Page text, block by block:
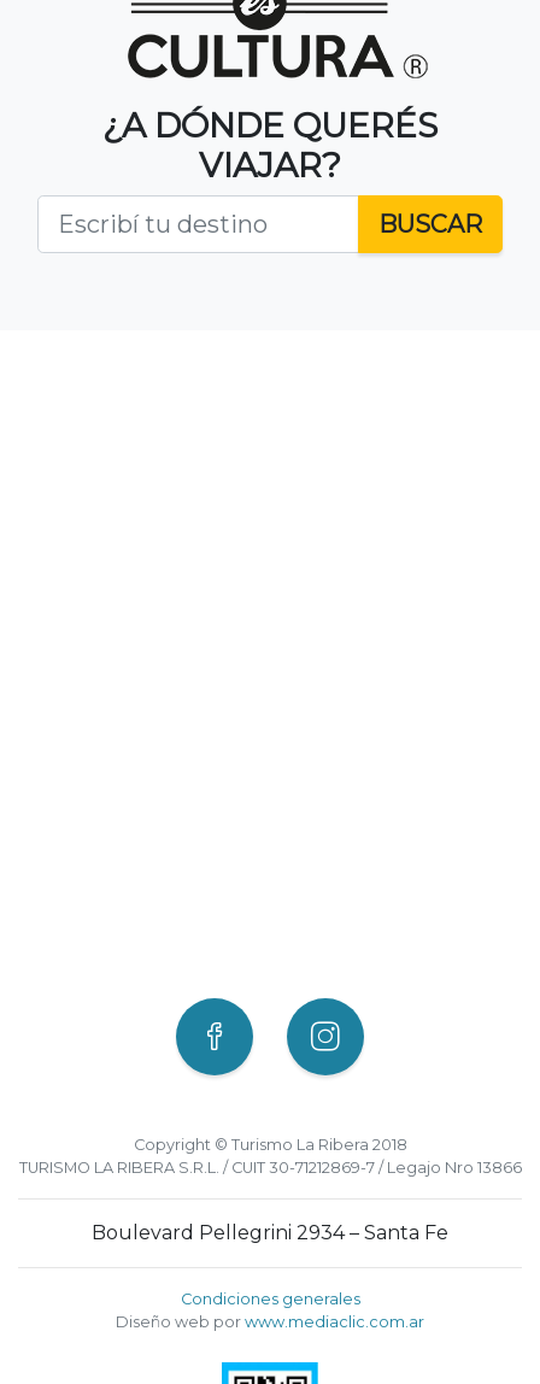
¿A DÓNDE QUERÉS
VIAJAR?
BUSCAR
Copyright © Turismo La Ribera 2018
TURISMO LA RIBERA S.R.L. / CUIT 30-71212869-7 / Legajo Nro 13866
Boulevard Pellegrini 2934 – Santa Fe
Condiciones generales
Diseño web por www.mediaclic.com.ar